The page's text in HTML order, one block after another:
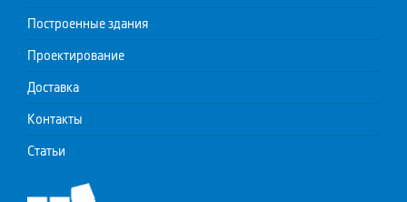
Построенные здания
Проектирование
Доставка
Контакты
Статьи